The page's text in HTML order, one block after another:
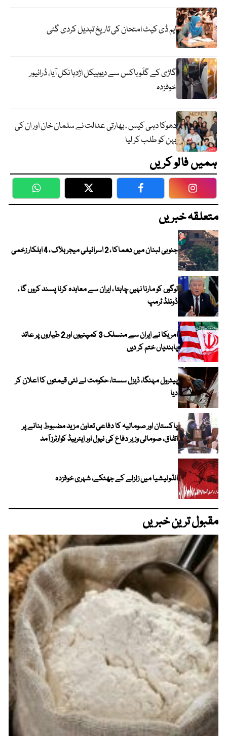
ایم ڈی کیٹ امتحان کی تاریخ تبدیل کردی گئی
گاڑی کے گلَو باکس سے دیوہیکل اژدہا نکل آیا، ڈرائیور
خوفزدہ
دھوکا دہی کیس ، بھارتی عدالت نے سلمان خان اور ان کی
بہن کو طلب کر لیا
ہمیں فالو کریں
WhatsApp Twitter Facebook
متعلقہ خبریں
جنوبی لبنان میں دھماکا ، 2 اسرائیلی میجر ہلاک ، 4 اہلکار زخمی
لوگوں کو مارنا نہیں چاہتا ، ایران سے معاہدہ کرنا پسند کروں گا ،
ڈونلڈ ٹرمپ
امریکا نے ایران سے منسلک 3 کمپنیوں اور 2 طیاروں پر عائد
پابندیاں ختم کر دیں
پیٹرول مہنگا، ڈیزل سستا، حکومت نے نئی قیمتوں کا اعلان کر
دیا
پاکستان اور صومالیہ کا دفاعی تعاون مزید مضبوط بنانے پر
اتفاق، صومالی وزیر دفاع کی نیول اور ایئرہیڈ کوارٹرز آمد
انڈونیشیا میں زلزلے کے جھٹکے، شہری خوفزدہ
مقبول ترین خبریں